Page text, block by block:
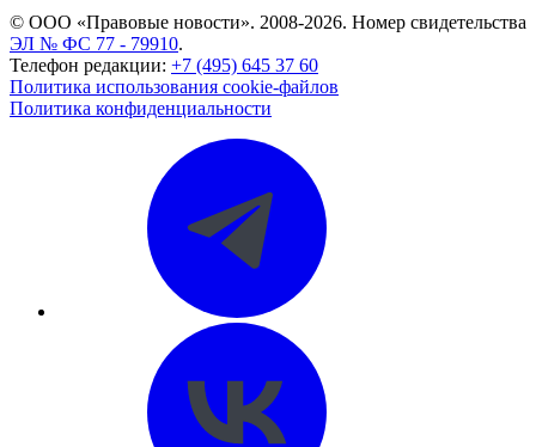
© ООО «Правовые новости». 2008-2026. Номер свидетельства
ЭЛ № ФС 77 - 79910.
Телефон редакции: +7 (495) 645 37 60
Политика использования cookie-файлов
Политика конфиденциальности